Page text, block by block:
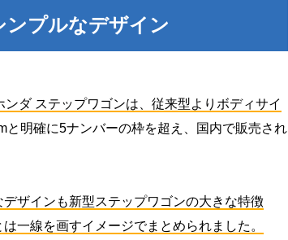
ンプルなデザイン
ダ ステップワゴンは、従来型よりボディサイ
明確に5ナンバーの枠を超え、国内で販売され
ザインも新型ステップワゴンの大きな特徴
一線を画すイメージでまとめられました。